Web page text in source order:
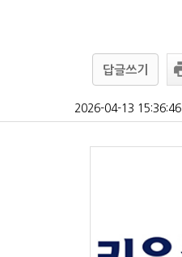
답글쓰기
2026-04-13 15:36:46